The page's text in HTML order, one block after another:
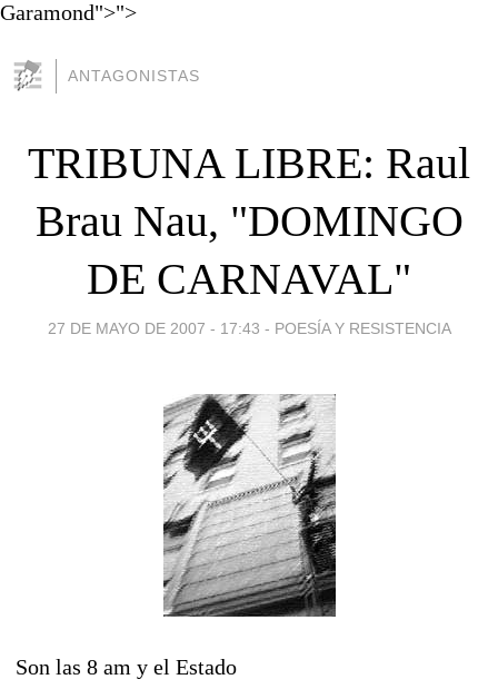
Garamond">">
ANTAGONISTAS
TRIBUNA LIBRE: Raul
Brau Nau, "DOMINGO
DE CARNAVAL"
27 DE MAYO DE 2007 - 17:43 - POESÍA Y RESISTENCIA
Son las 8 am y el Estado